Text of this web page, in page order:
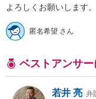
よろしくお願いします。
匿名希望 さん
ベストアンサ
若井 亮 弁